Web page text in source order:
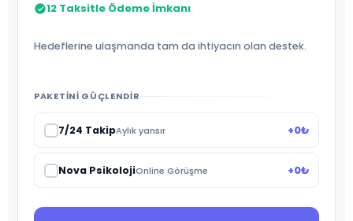
12 Taksitle Ödeme İmkanı
Hedeflerine ulaşmanda tam da ihtiyacın olan destek.
PAKETINI GÜÇLENDIR
7/24 TakipAylık yansır +0₺
Nova PsikolojiOnline Görüşme +0₺